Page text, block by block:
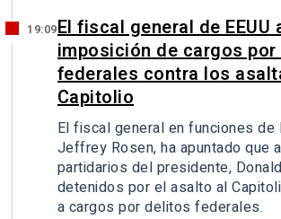
19:09El fiscal general de EEUU
imposición de cargos
federales contra los
Capitolio
El fiscal general en funciones de
Jeffrey Rosen, ha apuntado que
partidarios del presidente,
detenidos por el asalto al
a cargos por delitos federales.